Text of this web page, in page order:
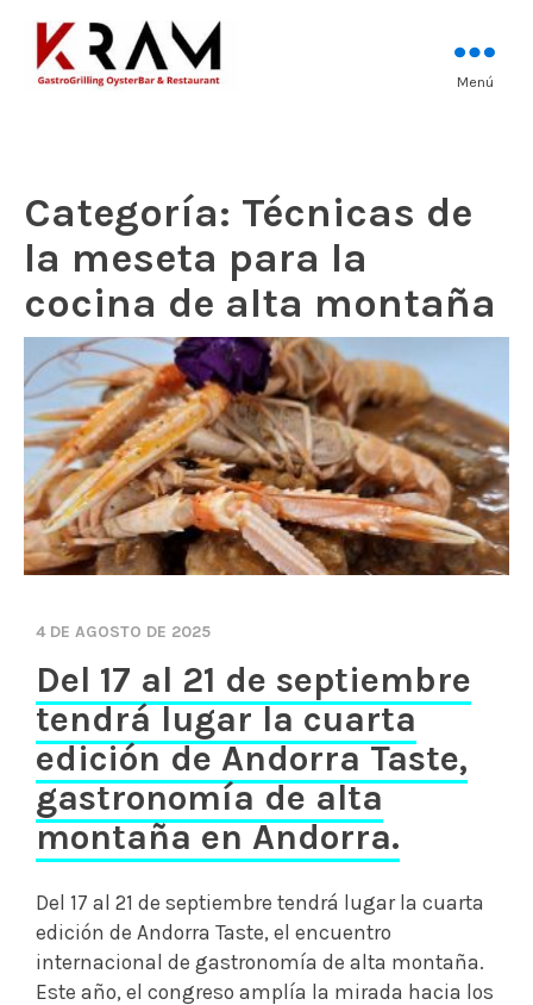
Los mejores pescados, mariscos y
Menú
Categoría: Técnicas de
la meseta para la
cocina de alta montaña
4 DE AGOSTO DE 2025
Del 17 al 21 de septiembre
tendrá lugar la cuarta
edición de Andorra Taste,
gastronomía de alta
montaña en Andorra.
Del 17 al 21 de septiembre tendrá lugar la cuarta
edición de Andorra Taste, el encuentro
internacional de gastronomía de alta montaña.
Este año, el congreso amplía la mirada hacia los